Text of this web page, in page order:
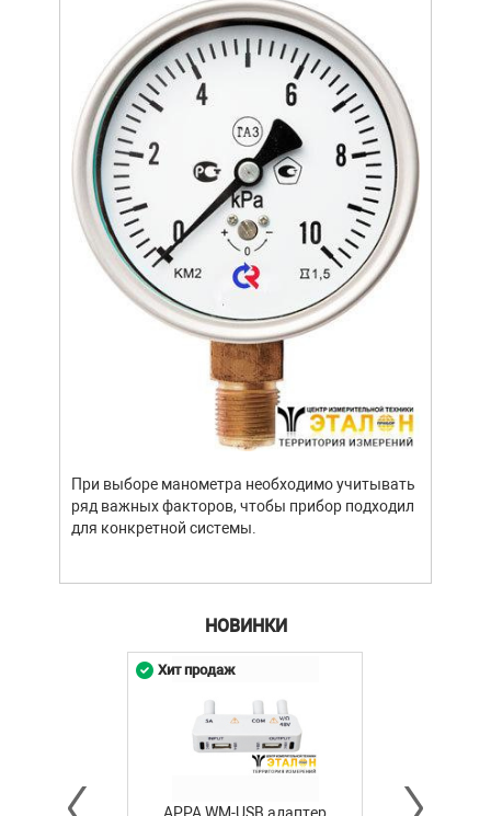
При выборе манометра необходимо учитывать
ряд важных факторов, чтобы прибор подходил
для конкретной системы.
НОВИНКИ
Хит продаж